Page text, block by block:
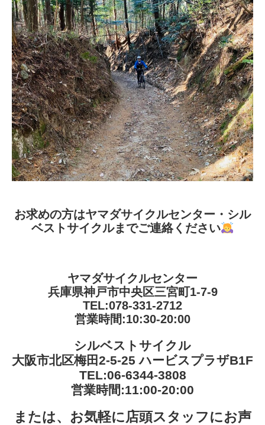
お求めの方はヤマダサイクルセンター・シル
ベストサイクルまでご連絡ください
ヤマダサイクルセンター
兵庫県神戸市中央区三宮町1-7-9
TEL:078-331-2712
営業時間:10:30-20:00
シルベストサイクル
大阪市北区梅田2-5-25 ハービスプラザB1F
TEL:06-6344-3808
営業時間:11:00-20:00
または、お気軽に店頭スタッフにお声